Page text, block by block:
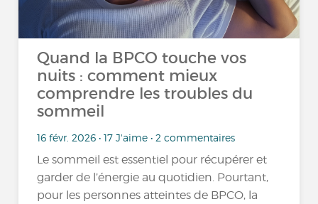
Quand la BPCO touche vos
nuits : comment mieux
comprendre les troubles du
sommeil
16 févr. 2026 • 17 J'aime • 2 commentaires
Le sommeil est essentiel pour récupérer et
garder de l’énergie au quotidien. Pourtant,
pour les personnes atteintes de BPCO, la